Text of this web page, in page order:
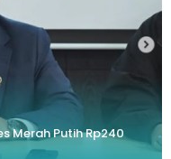
Merah Putih Rp240